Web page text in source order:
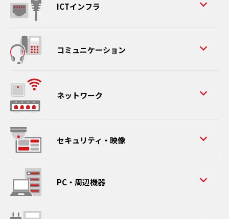
ICTインフラ
コミュニケーション
ネットワーク
セキュリティ・映像
PC・周辺機器